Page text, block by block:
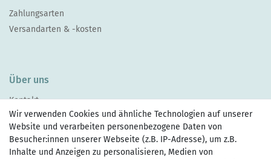
Zahlungsarten
Versandarten & -kosten
Über uns
Kontakt
Wir verwenden Cookies und ähnliche Technologien auf unserer
Website und verarbeiten personenbezogene Daten von
Besucher:innen unserer Webseite (z.B. IP-Adresse), um z.B.
Inhalte und Anzeigen zu personalisieren, Medien von